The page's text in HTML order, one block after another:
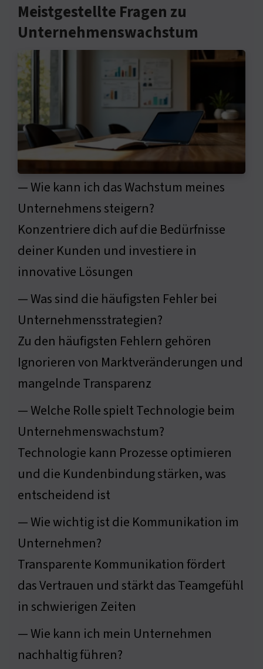
Meistgestellte Fragen zu
Unternehmenswachstum
— Wie kann ich das Wachstum meines
Unternehmens steigern?
Konzentriere dich auf die Bedürfnisse
deiner Kunden und investiere in
innovative Lösungen
— Was sind die häufigsten Fehler bei
Unternehmensstrategien?
Zu den häufigsten Fehlern gehören
Ignorieren von Marktveränderungen und
mangelnde Transparenz
— Welche Rolle spielt Technologie beim
Unternehmenswachstum?
Technologie kann Prozesse optimieren
und die Kundenbindung stärken, was
entscheidend ist
— Wie wichtig ist die Kommunikation im
Unternehmen?
Transparente Kommunikation fördert
das Vertrauen und stärkt das Teamgefühl
in schwierigen Zeiten
— Wie kann ich mein Unternehmen
nachhaltig führen?